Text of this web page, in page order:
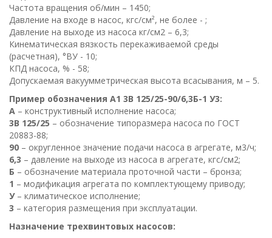
Частота вращения об/мин – 1450;
Давление на входе в насос, кгс/см², не более - ;
Давление на выходе из насоса кг/см2 – 6,3;
Кинематическая вязкость перекаживаемой среды
(расчетная), °ВУ - 10;
КПД насоса, % - 58;
Допускаемая вакуумметрическая высота всасывания, м – 5.
Пример обозначения А1 3В 125/25-90/6,3Б-1 У3:
А – конструктивный исполнение насоса;
3В 125/25 – обозначение типоразмера насоса по ГОСТ
20883-88;
90 – округленное значение подачи насоса в агрегате, м3/ч;
6,3 – давление на выходе из насоса в агрегате, кгс/см2;
Б – обозначение материала проточной части – бронза;
1 – модификация агрегата по комплектующему приводу;
У – климатическое исполнение;
3 – категория размещения при эксплуатации.
Назначение трехвинтовых насосов: